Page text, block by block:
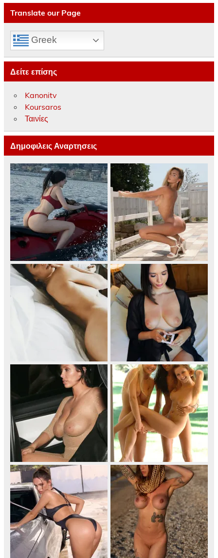
Translate our Page
Greek
Δείτε επίσης
Kanonitv
Koursaros
Ταινίες
Δημοφιλεις Αναρτησεις